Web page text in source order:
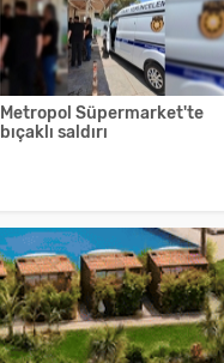
Metropol Süpermarket'te
bıçaklı saldırı